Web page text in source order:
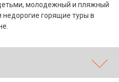
молодежный и пляжный
горящие туры в